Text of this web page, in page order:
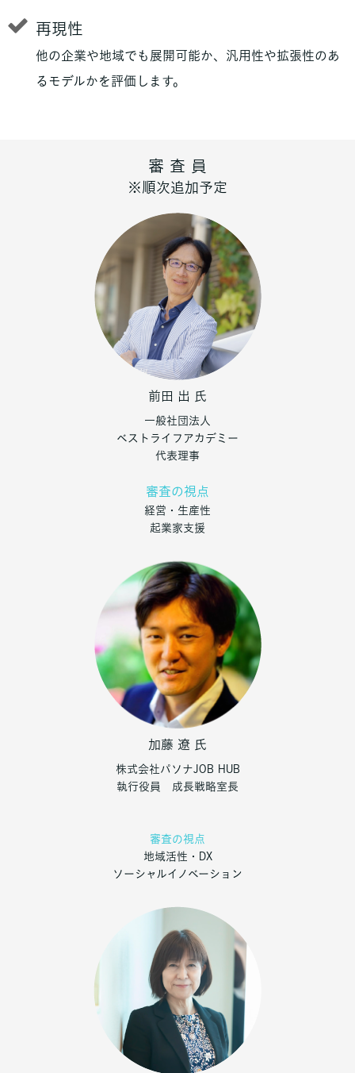
再現性
他の企業や地域でも展開可能か、汎用性や拡張性のあ
るモデルかを評価します。
審 査 員
※順次追加予定
前田 出 氏
一般社団法人
ベストライフアカデミー
代表理事
審査の視点
経営・生産性
起業家支援
加藤 遼 氏
株式会社パソナJOB HUB
執行役員 成長戦略室長
審査の視点
地域活性・DX
ソーシャルイノベーション